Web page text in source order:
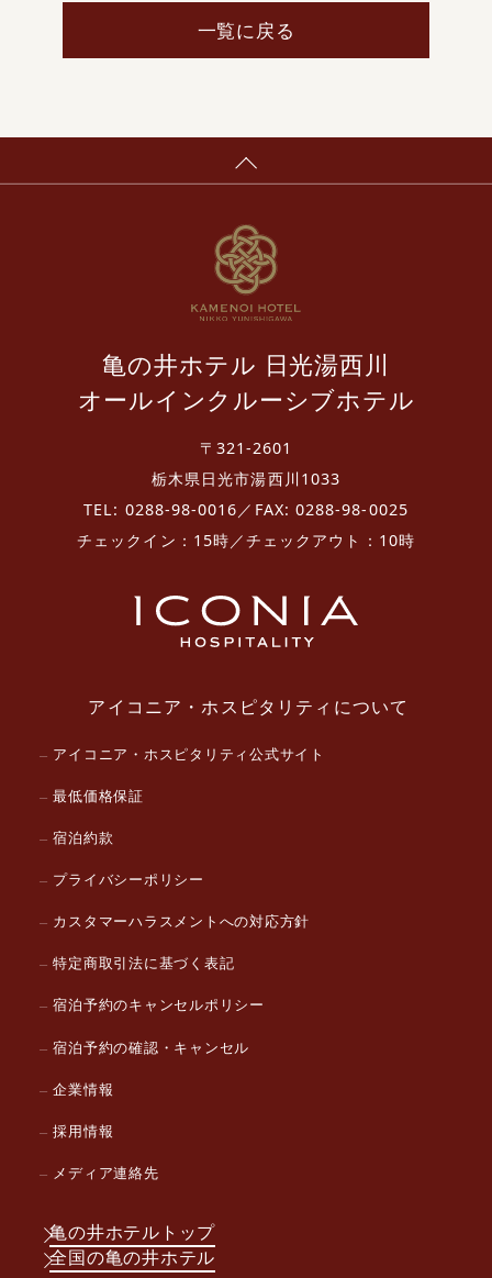
一覧に戻る
亀の井ホテル 日光湯西川
オールインクルーシブホテル
〒321-2601
栃木県日光市湯西川1033
TEL: 0288-98-0016／FAX: 0288-98-0025
チェックイン：15時／チェックアウト：10時
アイコニア・ホスピタリティについて
アイコニア・ホスピタリティ公式サイト
最低価格保証
宿泊約款
プライバシーポリシー
カスタマーハラスメントへの対応方針
特定商取引法に基づく表記
宿泊予約のキャンセルポリシー
宿泊予約の確認・キャンセル
企業情報
採用情報
メディア連絡先
亀の井ホテルトップ
全国の亀の井ホテル